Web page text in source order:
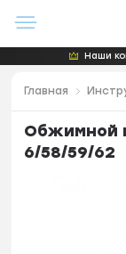
Наши
Главная
Обжимной
6/58/59/62